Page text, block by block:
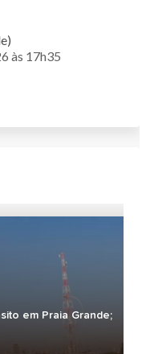
às 17h35
em Praia Grande;